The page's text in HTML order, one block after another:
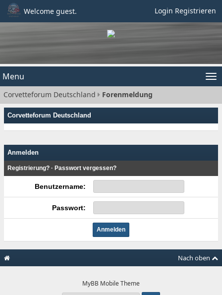
Welcome guest. Login Registrieren
Menu
Corvetteforum Deutschland Forenmeldung
Corvetteforum Deutschland
Anmelden
Registrierung? · Passwort vergessen?
Benutzername:
Passwort:
Nach oben
MyBB Mobile Theme